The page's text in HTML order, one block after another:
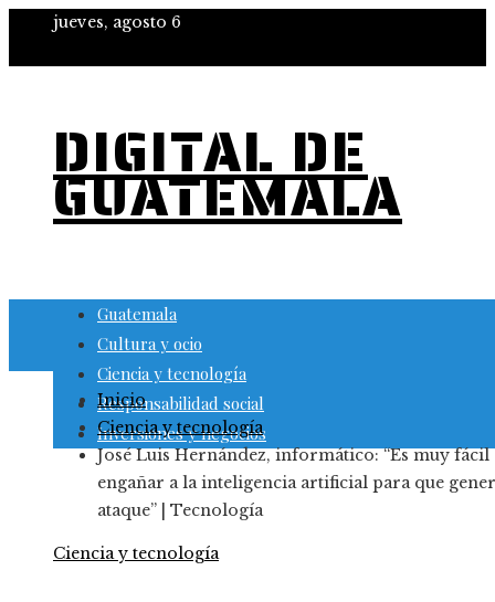
jueves, agosto 6
DIGITAL DE
GUATEMALA
Guatemala
Cultura y ocio
Ciencia y tecnología
Responsabilidad social
Inversiones y negocios
Inicio
Ciencia y tecnología
José Luis Hernández, informático: “Es muy fácil
engañar a la inteligencia artificial para que
ataque” | Tecnología
Ciencia y tecnología